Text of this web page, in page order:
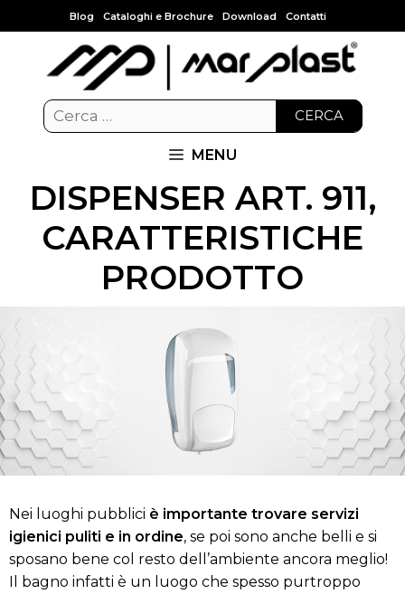
Blog Cataloghi e Brochure Download Contatti
CERCA
MENU
DISPENSER ART. 911,
CARATTERISTICHE
PRODOTTO
Nei luoghi pubblici è importante trovare servizi
igienici puliti e in ordine, se poi sono anche belli e si
sposano bene col resto dell’ambiente ancora meglio!
Il bagno infatti è un luogo che spesso purtroppo